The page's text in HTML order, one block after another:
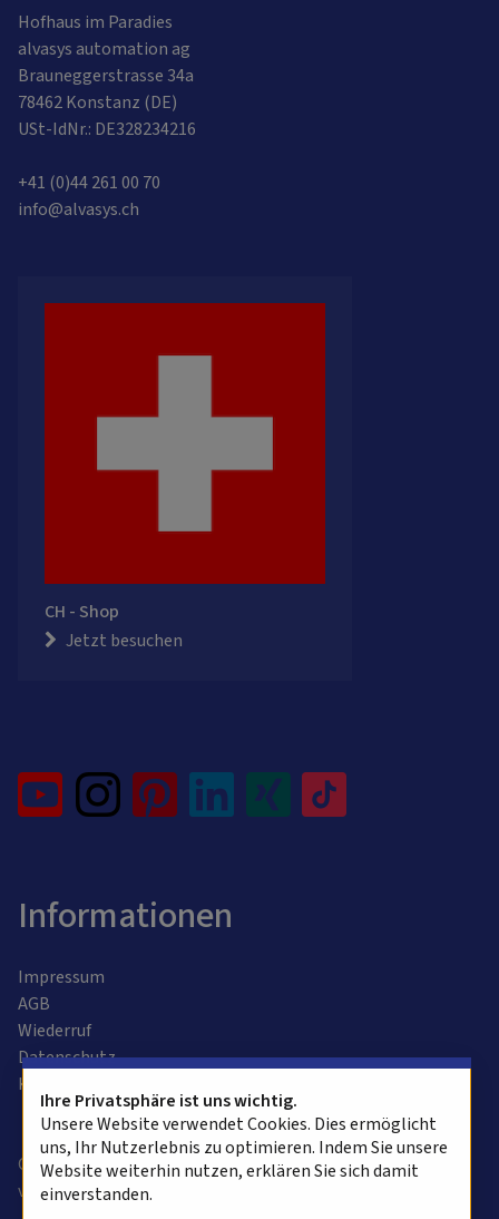
Hofhaus im Paradies
alvasys automation ag
Brauneggerstrasse 34a
78462 Konstanz (DE)
USt-IdNr.: DE328234216
+41 (0)44 261 00 70
info@alvasys.ch
CH - Shop
Jetzt besuchen
Informationen
Impressum
AGB
Wiederruf
Datenschutz
Kontaktformular
Copyright © 2025 alvasys automation ag. Alle Rechte
vorbehalten.
Ihre Privatsphäre ist uns wichtig.
Unsere Website verwendet Cookies. Dies ermöglicht
uns, Ihr Nutzerlebnis zu optimieren. Indem Sie unsere
Website weiterhin nutzen, erklären Sie sich damit
einverstanden.